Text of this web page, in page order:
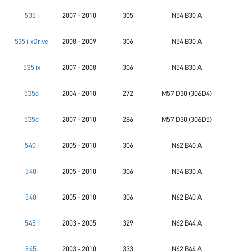
535 i 2007 - 2010 305 N54 B30 A
535 i xDrive 2008 - 2009 306 N54 B30 A
535 ix 2007 - 2008 306 N54 B30 A
535d 2004 - 2010 272 M57 D30 (306D4)
535d 2007 - 2010 286 M57 D30 (306D5)
540 i 2005 - 2010 306 N62 B40 A
540i 2005 - 2010 306 N54 B30 A
540i 2005 - 2010 306 N62 B40 A
545 i 2003 - 2005 329 N62 B44 A
545i 2003 - 2010 333 N62 B44 A